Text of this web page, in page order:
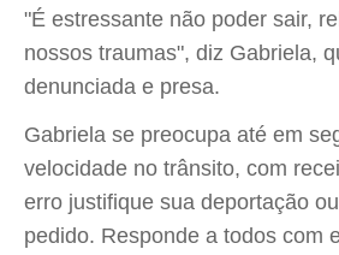
"É estressante não poder sair,
nossos traumas", diz Gabriela,
denunciada e presa.
Gabriela se preocupa até em
velocidade no trânsito, com
erro justifique sua deportação
pedido. Responde a todos com